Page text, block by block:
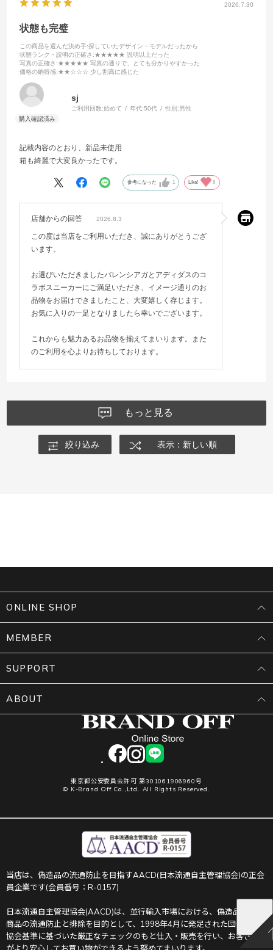
2026.7.30
状態も完璧
この商品を選んだ決め手:探していたデザイン・モデルだったから
状態ランク・説明の正確さ :★★★★★ 説明以上だった
写真の正確さ :★★★★★ 写真の通りで、とても分かりやすかった
価格の納得感:★★☆☆☆ 少し割高に感じた
sj
ご利用回数:始めて 年代:50代 性別:男性
記載内容のとおり、新品未使用
箱も綺麗で大変良かったです。
参考になった 1 Like! 0
店舗からの回答 2026.8.3
この度は当店をご利用いただき、誠にありがとうござ
います。
お選びいただきましたバレンシアガとアディダスのコ
ラボスニーカーにご満足いただき、イメージ通りのお
品物をお届けできましたこと、大変嬉しく存じます。
お気に入りの一足となりましたら幸いでございます。
これからも魅力あるお品物を揃えてまいります。また
のご利用を心よりお待ちしております。
もっと見る
絞り込み 表示：新しい順
facebookinstagram
LINE
東京都公安委員会許可 第301061906960号
© K-Brand Off Co.,Ltd. All Rights Reserved.
ONLINE SHOP
MEMBER
SUPPORT
ABOUT
当店は、偽造品の流通防止を目指すAACD(日本流通自主管理協会)の正会
員企業です(会員番号：R-0157)
日本流通自主管理協会(AACD)は、並行輸入市場における、偽造品や不正
商品の流通防止と排除を目的として、1998年4月に発足された団体です。
協会基準に基づいた厳正なチェックのもと仕入・販売を行い、お客さま